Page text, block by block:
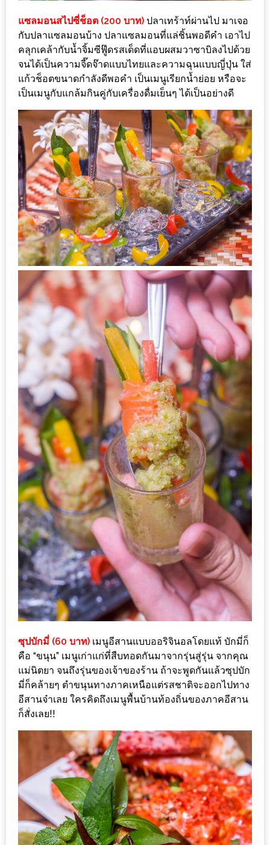
200
บาท
ชี้
เบาะแส
ความ
อร่อย
ตาม
รอย
น้า
อ้วน
ชวน
หิว
ติดต่อ
น้า
อ้วน
ติดต่อ
น้า
อ้วน
น้า
อ้วน
ชวน
คุย
นโยบาย
ความ
เป็น
ส่วน
ตัว
นโยบาย
ความ
เป็น
ส่วน
ตัว
ประกาศ
ผล
ผู้
โชค
กับ
น้า
อ้วน
ครั้ง
ที่
1
แซลมอนสไปซี่ช็อต (200 บาท) ปลาเทร้าท์ผ่านไป มาเจอ
กับปลาแซลมอนบ้าง ปลาแซลมอนที่แล่ชิ้นพอดีคำ เอาไป
คลุกเคล้ากับน้ำจิ้มซีฟู๊ดรสเด็ดที่แอบผสมวาซาบิลงไปด้วย
จนได้เป็นความจี๊ดจ๊าดแบบไทยและความฉุนแบบญี่ปุ่น ใส่
แก้วช็อตขนาดกำลังดีพอคำ เป็นเมนูเรียกน้ำย่อย หรือจะ
เป็นเมนูกับแกล้มกินคู่กับเครื่องดื่มเย็นๆ ได้เป็นอย่างดี
ซุปบักมี่ (60 บาท) เมนูอีสานแบบออริจินอลโดยแท้ บักมี่ก็
คือ “ขนุน” เมนูเก่าแก่ที่สืบทอดกันมาจากรุ่นสู่รุ่น จากคุณ
แม่นิตยา จนถึงรุ่นของเจ้าของร้าน ถ้าจะพูดกันแล้วซุปบัก
มี่ก็คล้ายๆ ตำขนุนทางภาคเหนือแต่รสชาติจะออกไปทาง
อีสานจ๋าเลย ใครคิดถึงเมนูพื้นบ้านท้องถิ่นของภาคอีสาน
ก็สั่งเลย!!